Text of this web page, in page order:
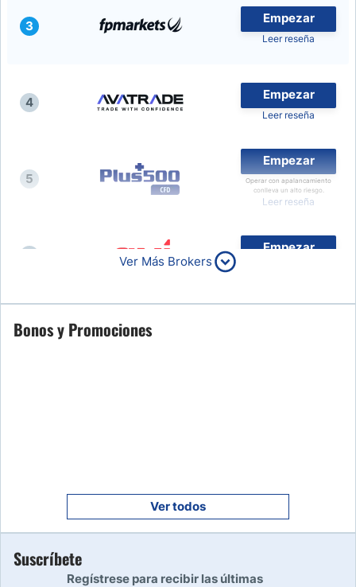
Oro
3
Empezar
Leer reseña
4
Empezar
Leer reseña
5
Empezar
Operar con apalancamiento
conlleva un alto riesgo.
Leer reseña
Empezar
7
Leer reseña
10
Ver Más Brokers
Bonos y Promociones
Ver todos
Suscríbete
Regístrese para recibir las últimas